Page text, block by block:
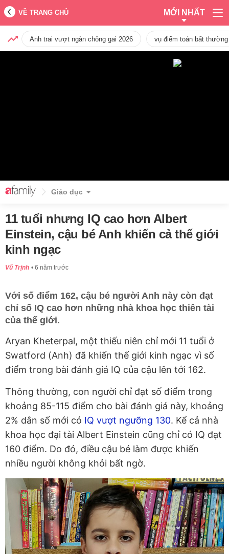
VỀ TRANG CHỦ MỚI NHẤT
Anh trai vượt ngàn chông gai 2026 vụ điểm toán bất
Giáo dục
11 tuổi nhưng IQ cao hơn Albert
Einstein, cậu bé Anh khiến cả thế giới
kinh ngạc
Vũ Trịnh 6 năm trước
Với số điểm 162, cậu bé người Anh này còn đạt
chỉ số IQ cao hơn những nhà khoa học thiên tài
của thế giới.
Aryan Kheterpal, một thiếu niên chỉ mới 11 tuổi ở
Swatford (Anh) đã khiến thế giới kinh ngạc vì số
điểm trong bài đánh giá IQ của cậu lên tới 162.
Thông thường, con người chỉ đạt số điểm trong
khoảng 85-115 điểm cho bài đánh giá này, khoảng
2% dân số mới có IQ vượt ngưỡng 130. Kể cả nhà
khoa học đại tài Albert Einstein cũng chỉ có IQ đạt
160 điểm. Do đó, điều cậu bé làm được khiến
nhiều người không khỏi bất ngờ.